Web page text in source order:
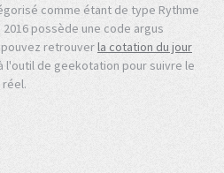
comme étant de type Rythme
2016 possède une code argus
pouvez retrouverla cotation du jour
l'outil de geekotation pour suivre le